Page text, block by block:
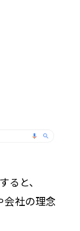
ると、
会社の理念